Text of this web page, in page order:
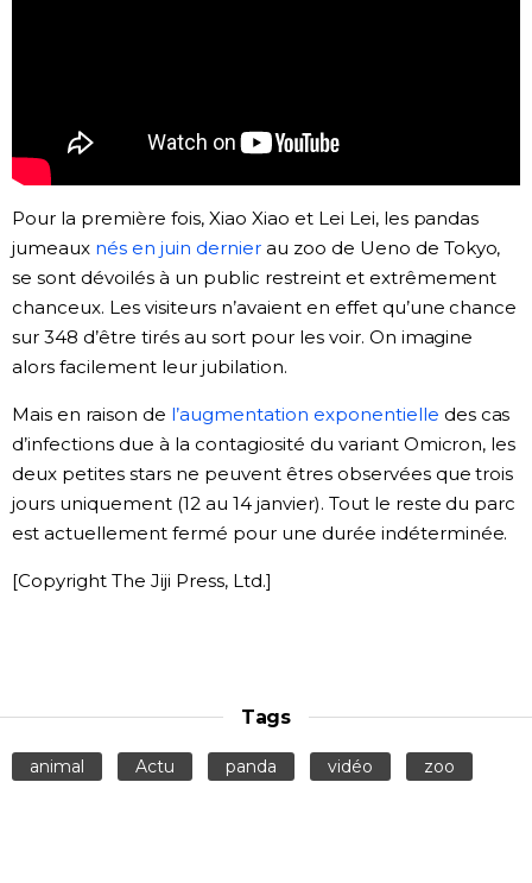
Images
Vidéos
Tokyo
Pour la première fois, Xiao Xiao et Lei Lei, les pandas
jumeaux nés en juin dernierau zoo de Ueno de Tokyo,
se sont dévoilés à un public restreint et extrêmement
chanceux. Les visiteurs n’avaient en effet qu’une chance
sur 348 d’être tirés au sort pour les voir. On imagine
alors facilement leur jubilation.
Mais en raison de l’augmentation exponentielle des cas
d’infections due à la contagiosité du variant Omicron, les
deux petites stars ne peuvent êtres observées que trois
jours uniquement (12 au 14 janvier). Tout le reste du parc
est actuellement fermé pour une durée indéterminée.
[Copyright The Jiji Press, Ltd.]
Tags
animal Actu panda vidéo zoo